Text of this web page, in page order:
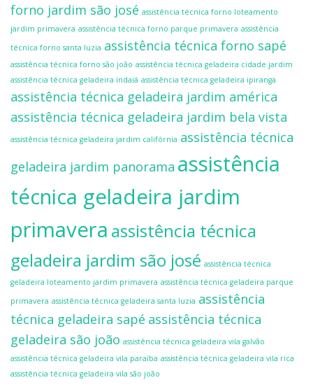
forno jardim são josé assistência técnica forno loteamento
jardim primavera assistência técnica forno parque primavera assistência
técnica forno santa luzia assistência técnica forno sapé
assistência técnica forno são joão assistência técnica geladeira cidade jardim
assistência técnica geladeira indaiá assistência técnica geladeira ipiranga
assistência técnica geladeira jardim américa
assistência técnica geladeira jardim bela vista
assistência técnica geladeira jardim califórnia assistência técnica
geladeira jardim panorama assistência
técnica geladeira jardim
primavera assistência técnica
geladeira jardim são josé assistência técnica
geladeira loteamento jardim primavera assistência técnica geladeira parque
primavera assistência técnica geladeira santa luzia assistência
técnica geladeira sapé assistência técnica
geladeira são joão assistência técnica geladeira vila galvão
assistência técnica geladeira vila paraíba assistência técnica geladeira vila rica
assistência técnica geladeira vila são joão